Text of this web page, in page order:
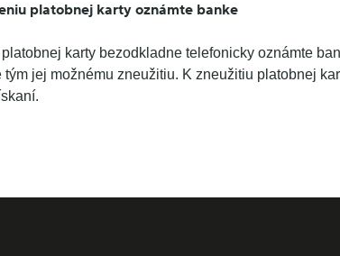
platobnej karty oznámte banke
karty bezodkladne telefonicky oznámte
tým jej možnému zneužitiu. K zneužitiu platobnej